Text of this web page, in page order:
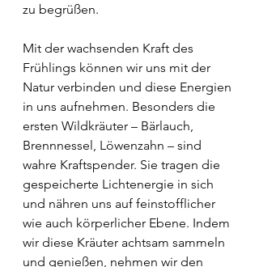
zu begrüßen.
Mit der wachsenden Kraft des
Frühlings können wir uns mit der
Natur verbinden und diese Energien
in uns aufnehmen. Besonders die
ersten Wildkräuter – Bärlauch,
Brennnessel, Löwenzahn – sind
wahre Kraftspender. Sie tragen die
gespeicherte Lichtenergie in sich
und nähren uns auf feinstofflicher
wie auch körperlicher Ebene. Indem
wir diese Kräuter achtsam sammeln
und genießen, nehmen wir den